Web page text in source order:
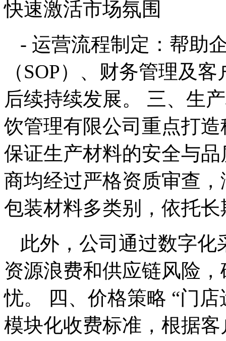
快速激活市场氛围
- 运营流程制定：帮助
（SOP）、财务管理及
后续持续发展。 三、生
饮管理有限公司重点打
保证生产材料的安全与
商均经过严格资质审查
包装材料多类别，依托
此外，公司通过数字
资源浪费和供应链风险
忧。 四、价格策略 “门
模块化收费标准，根据